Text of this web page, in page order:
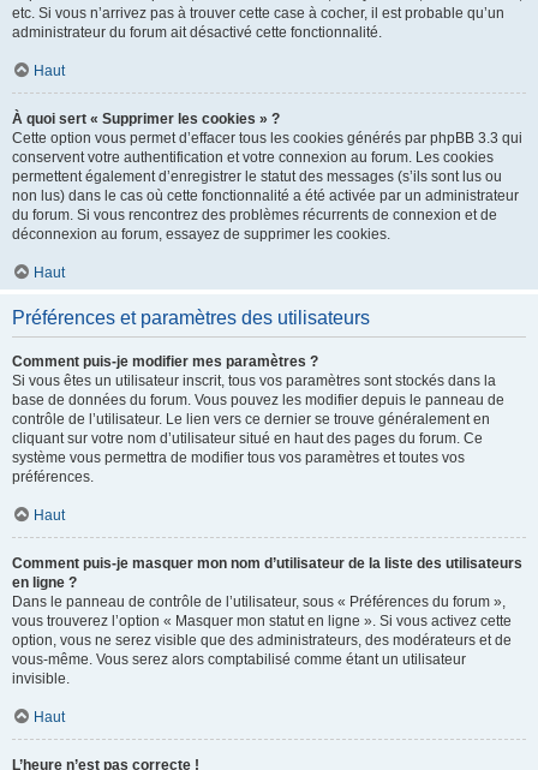
etc. Si vous n’arrivez pas à trouver cette case à cocher, il est probable qu’un
administrateur du forum ait désactivé cette fonctionnalité.
Haut
À quoi sert « Supprimer les cookies » ?
Cette option vous permet d’effacer tous les cookies générés par phpBB 3.3 qui
conservent votre authentification et votre connexion au forum. Les cookies
permettent également d’enregistrer le statut des messages (s’ils sont lus ou
non lus) dans le cas où cette fonctionnalité a été activée par un administrateur
du forum. Si vous rencontrez des problèmes récurrents de connexion et de
déconnexion au forum, essayez de supprimer les cookies.
Haut
Préférences et paramètres des utilisateurs
Comment puis-je modifier mes paramètres ?
Si vous êtes un utilisateur inscrit, tous vos paramètres sont stockés dans la
base de données du forum. Vous pouvez les modifier depuis le panneau de
contrôle de l’utilisateur. Le lien vers ce dernier se trouve généralement en
cliquant sur votre nom d’utilisateur situé en haut des pages du forum. Ce
système vous permettra de modifier tous vos paramètres et toutes vos
préférences.
Haut
Comment puis-je masquer mon nom d’utilisateur de la liste des utilisateurs
en ligne ?
Dans le panneau de contrôle de l’utilisateur, sous « Préférences du forum »,
vous trouverez l’option « Masquer mon statut en ligne ». Si vous activez cette
option, vous ne serez visible que des administrateurs, des modérateurs et de
vous-même. Vous serez alors comptabilisé comme étant un utilisateur
invisible.
Haut
L’heure n’est pas correcte !